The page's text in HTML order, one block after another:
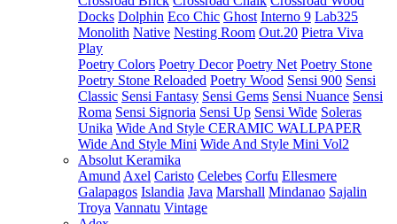
Docks Dolphin Eco Chic Ghost Interno 9 Lab325
Monolith Native Nesting Room Out.20 Pietra Viva
Play
Poetry Colors Poetry Decor Poetry Net Poetry Stone
Poetry Stone Reloaded Poetry Wood Sensi 900 Sensi
Classic Sensi Fantasy Sensi Gems Sensi Nuance Sensi
Roma Sensi Signoria Sensi Up Sensi Wide Soleras
Unika Wide And Style CERAMIC WALLPAPER
Wide And Style Mini Wide And Style Mini Vol2
Absolut Keramika
Amund Axel Caristo Celebes Corfu Ellesmere
Galapagos Islandia Java Marshall Mindanao Sajalin
Troya Vannatu Vintage